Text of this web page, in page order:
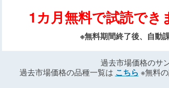
1カ月無料で試読でき
※無料期間終了後、自動
過去市場価格のサ
過去市場価格の品種一覧は こちら ※無料